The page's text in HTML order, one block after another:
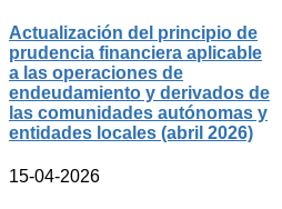
Actualización del principio de
prudencia financiera aplicable
a las operaciones de
endeudamiento y derivados de
las comunidades autónomas y
entidades locales (abril 2026)
15-04-2026